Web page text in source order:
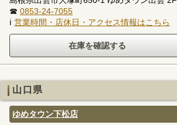
☎ 0853-24-7055
ℹ 営業時間・店休日・アクセス情報はこちら
山口県
ゆめタウン下松店